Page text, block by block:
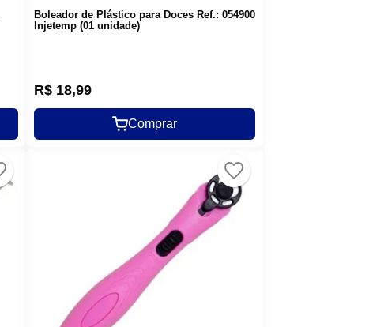
Boleador de Plástico para Doces Ref.: 054900
Injetemp (01 unidade)
R$ 18,99
Comprar